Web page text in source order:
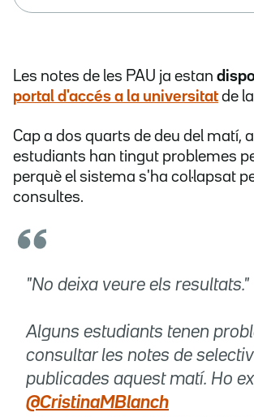
Les notes de les PAU ja estan
portal d'accés a la universitat de
Cap a dos quarts de deu del matí,
estudiants han tingut problemes
perquè el sistema s'ha col·lapsat
consultes.
"No deixa veure els resultats."
Alguns estudiants tenen
consultar les notes de
publicades aquest matí. Ho
@CristinaMBlanch